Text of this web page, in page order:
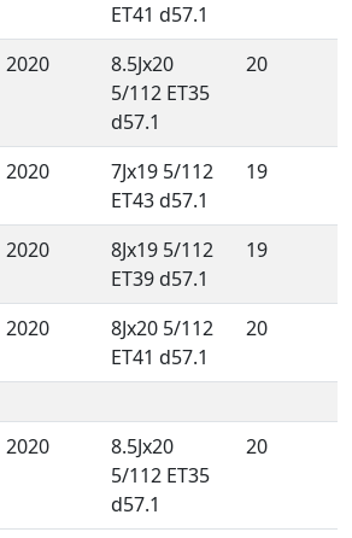
ET41 d57.1
2020
8.5Jx20
5/112 ET35
d57.1
20
2020
7Jx19 5/112
ET43 d57.1
19
2020
8Jx19 5/112
ET39 d57.1
19
2020
8Jx20 5/112
ET41 d57.1
20
2020
8.5Jx20
5/112 ET35
d57.1
20